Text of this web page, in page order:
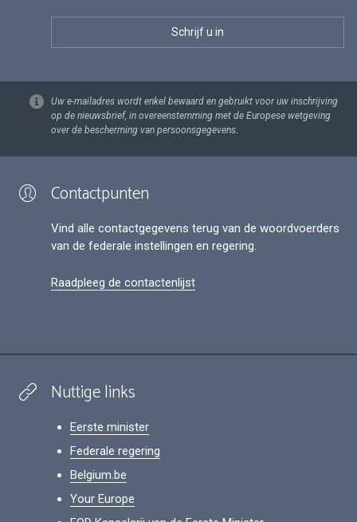
Uw e-mailadres wordt enkel bewaard en gebruikt voor uw inschrijving
op de nieuwsbrief, in overeenstemming met de Europese wetgeving
over de bescherming van persoonsgegevens.
Contactpunten
Vind alle contactgegevens terug van de woordvoerders
van de federale instellingen en regering.
Raadpleeg de contactenlijst
Nuttige links
Eerste minister
Federale regering
Belgium.be
Your Europe